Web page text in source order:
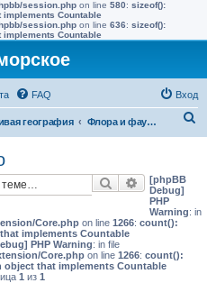
session.php on line 580: sizeof():
Countable
session.php on line 636: sizeof():
Countable
FAQ Вход
география Флора и фауна полуострова Тарханкут
Поиск
[phpBB
Debug]
PHP
Warning: in
Core.php on line 1266: count():
implements Countable
PHP Warning: in file
Core.phpon line 1266: count():
object that implements Countable
1 из 1